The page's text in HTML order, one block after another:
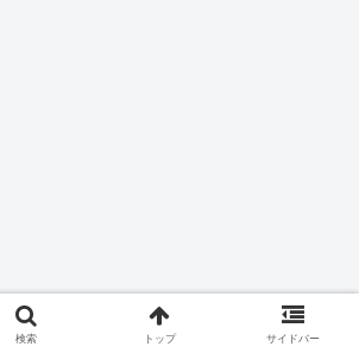
検索 トップ サイドバー